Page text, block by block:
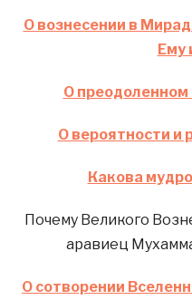
О вознесении в
Ему
О
О вероятности и
Какова
Почему Великого
аравиец
О сотворении